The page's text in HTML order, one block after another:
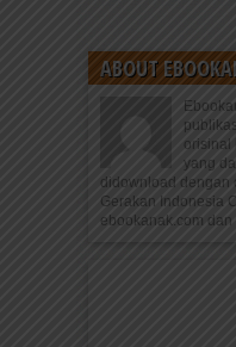
ABOUT
orisinal
yang
didownload dengan
Gerakan Indonesia
ebookanak.com dan